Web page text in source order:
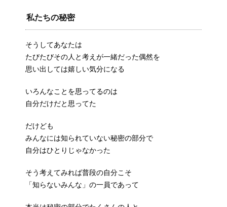
私たちの秘密
そうしてあなたは
たびたびその人と考えが一緒だった偶然を
思い出しては嬉しい気分になる
いろんなことを思ってるのは
自分だけだと思ってた
だけども
みんなには知られていない秘密の部分で
自分はひとりじゃなかった
そう考えてみれば普段の自分こそ
「知らないみんな」の一員であって